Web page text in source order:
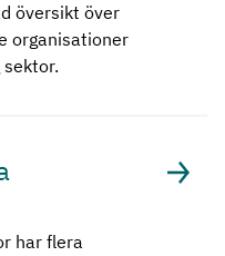
översikt över
organisationer
har flera